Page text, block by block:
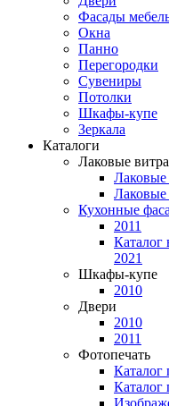
Фасады
Окна
Панно
Перегородки
Сувениры
Потолки
Шкафы-купе
Зеркала
Каталоги
Лаковые
Лаковые
Лаковые
Кухонные
2011
Каталог
2021
Шкафы-купе
2010
Двери
2010
2011
Фотопечать
Каталог
Каталог